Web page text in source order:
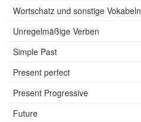
Wortschatz und sonstige Vokabeln
Unregelmäßige Verben
Simple Past
Present perfect
Present Progressive
Future